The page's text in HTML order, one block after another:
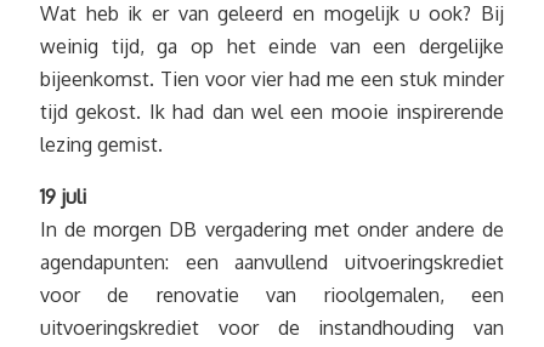
Wat heb ik er van geleerd en mogelijk u ook? Bij
weinig tijd, ga op het einde van een dergelijke
bijeenkomst. Tien voor vier had me een stuk minder
tijd gekost. Ik had dan wel een mooie inspirerende
lezing gemist.
19 juli
In de morgen DB vergadering met onder andere de
agendapunten: een aanvullend uitvoeringskrediet
voor de renovatie van rioolgemalen, een
uitvoeringskrediet voor de instandhouding van